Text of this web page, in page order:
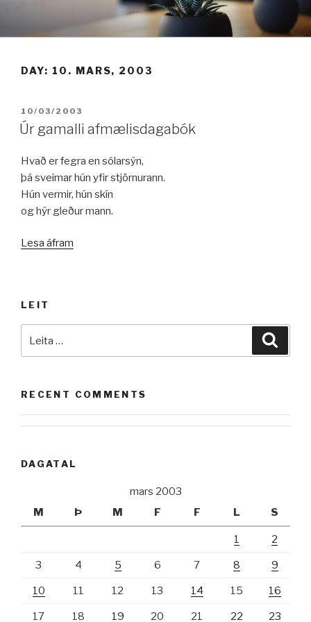
efni
DAY: 10. MARS, 2003
BIRT:
10/03/2003
Úr gamalli afmælisdagabók
Hvað er fegra en sólarsýn,
þá sveimar hún yfir stjörnurann.
Hún vermir, hún skín
og hýr gleður mann.
Lesa áfram
LEIT
að:
RECENT COMMENTS
DAGATAL
mars 2003
M
Þ M F F L S
1 2
3 4 5 6 7 8 9
10 11 12 13 14 15 16
17 18 19 20 21 22 23